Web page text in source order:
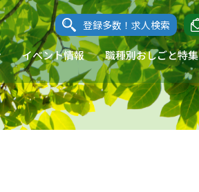
登録多数！求人検索
イベント情報 職種別おしごと特集